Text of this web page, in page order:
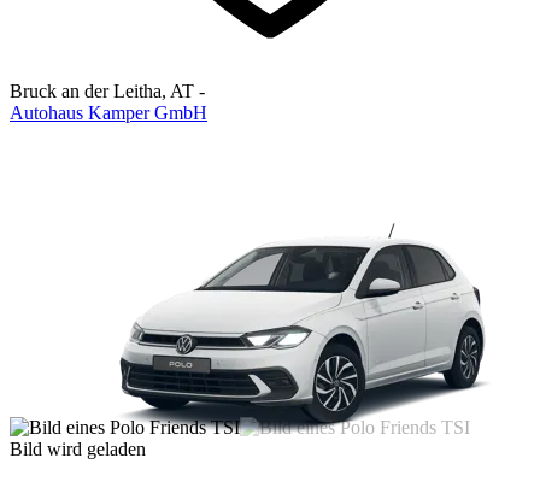
Bruck an der Leitha, AT -
Autohaus Kamper GmbH
Bild wird geladen